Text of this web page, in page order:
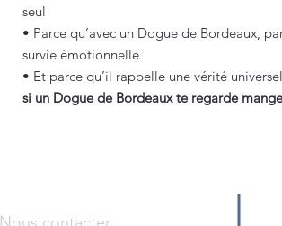
seul
• Parce qu’avec un Dogue de Bordeaux,
survie émotionnelle
• Et parce qu’il rappelle une vérité
si un Dogue de Bordeaux te regarde